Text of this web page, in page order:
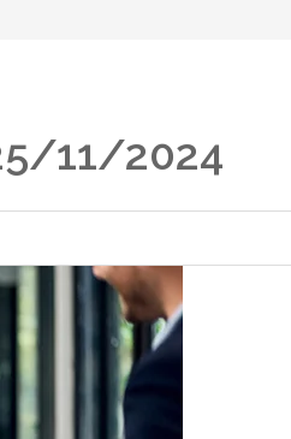
11/2024